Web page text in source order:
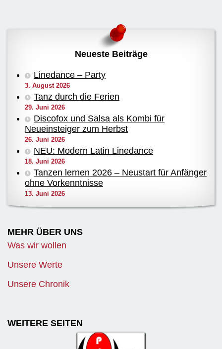
Neueste Beiträge
Linedance – Party
3. August 2026
Tanz durch die Ferien
29. Juni 2026
Discofox und Salsa als Kombi für
Neueinsteiger zum Herbst
26. Juni 2026
NEU: Modern Latin Linedance
18. Juni 2026
Tanzen lernen 2026 – Neustart für Anfänger
ohne Vorkenntnisse
13. Juni 2026
MEHR ÜBER UNS
Was wir wollen
Unsere Werte
Unsere Chronik
WEITERE SEITEN